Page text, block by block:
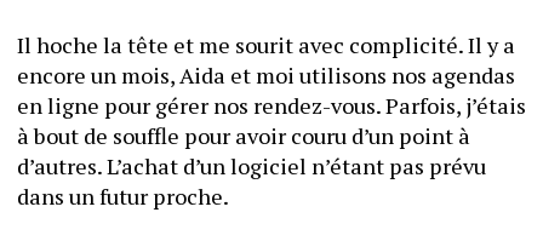
Il hoche la tête et me sourit avec complicité. Il y a
encore un mois, Aida et moi utilisons nos agendas
en ligne pour gérer nos rendez-vous. Parfois, j’étais
à bout de souffle pour avoir couru d’un point à
d’autres. L’achat d’un logiciel n’étant pas prévu
dans un futur proche.